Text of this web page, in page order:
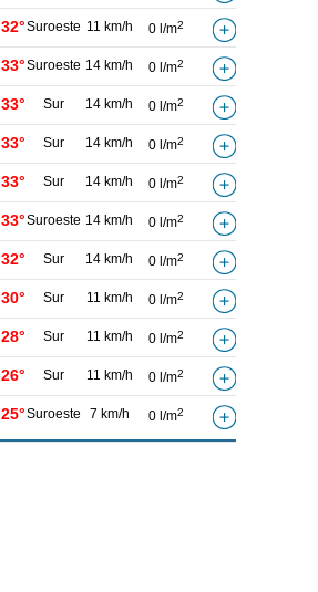
32°Suroeste 11 km/h 0 l/m2
33°Suroeste 14 km/h 0 l/m2
33° Sur 14 km/h 0 l/m2
33° Sur 14 km/h 0 l/m2
33° Sur 14 km/h 0 l/m2
33°Suroeste 14 km/h 0 l/m2
32° Sur 14 km/h 0 l/m2
30° Sur 11 km/h 0 l/m2
28° Sur 11 km/h 0 l/m2
26° Sur 11 km/h 0 l/m2
25°Suroeste 7 km/h 0 l/m2